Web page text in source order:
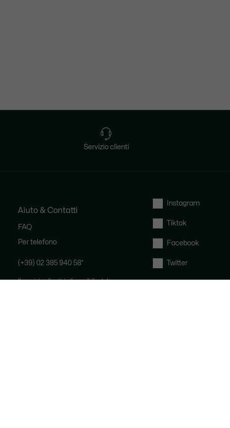
Servizio clienti
Aiuto & Contatti
FAQ
Per telefono
(+39) 02 385 940 58*
Il servizio clienti è disponibile dal
Instagram
Tiktok
Facebook
Twitter